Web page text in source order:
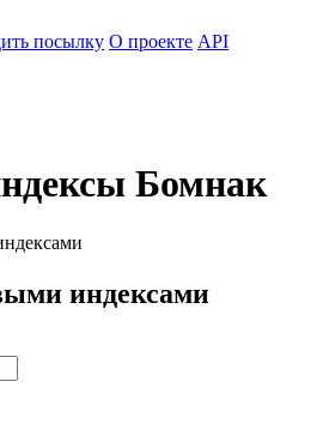
посылку О проекте API
Бомнак
индексами